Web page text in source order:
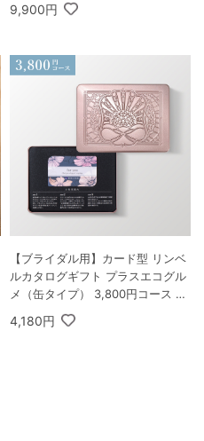
9,900円
【ブライダル用】カード型 リンベ
ルカタログギフト プラスエコグル
メ（缶タイプ） 3,800円コース ヒ
アデス＆エコサターン
4,180円